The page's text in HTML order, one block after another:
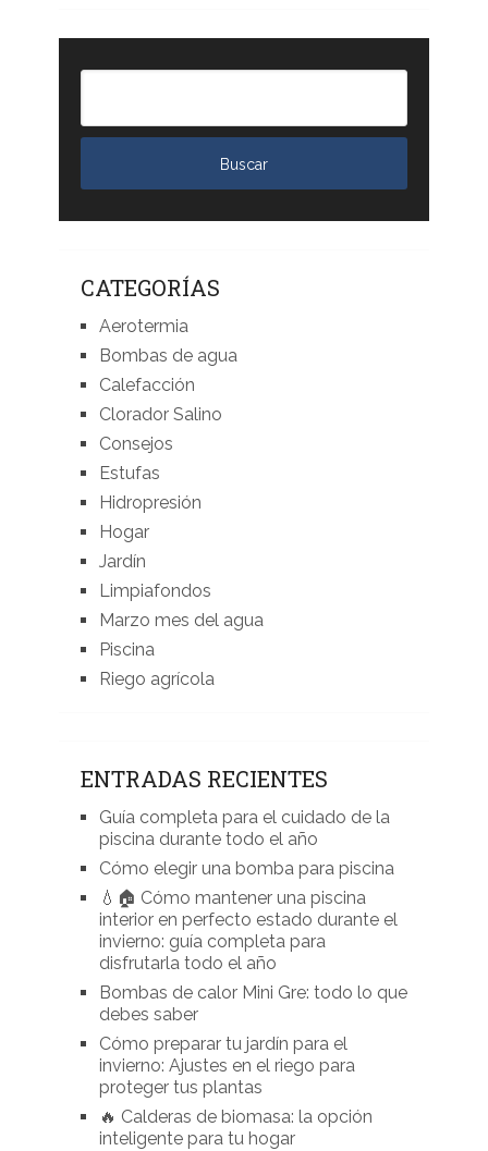
CATEGORÍAS
Aerotermia
Bombas de agua
Calefacción
Clorador Salino
Consejos
Estufas
Hidropresión
Hogar
Jardín
Limpiafondos
Marzo mes del agua
Piscina
Riego agrícola
ENTRADAS RECIENTES
Guía completa para el cuidado de la
piscina durante todo el año
Cómo elegir una bomba para piscina
💧🏠 Cómo mantener una piscina
interior en perfecto estado durante el
invierno: guía completa para
disfrutarla todo el año
Bombas de calor Mini Gre: todo lo que
debes saber
Cómo preparar tu jardín para el
invierno: Ajustes en el riego para
proteger tus plantas
🔥 Calderas de biomasa: la opción
inteligente para tu hogar